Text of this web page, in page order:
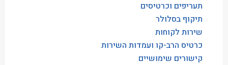
תעריפים וכרטיסים
תיקוף בסלולר
שירות לקוחות
כרטיס הרב-קו ועמדות השירות
קישורים שימושיים